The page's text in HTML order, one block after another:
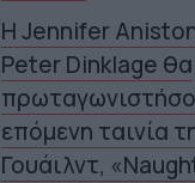
Η Jennifer
Peter Dinklage θα
επόμενη ταινία
Γουάιλντ,